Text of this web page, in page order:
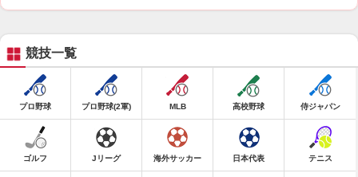
競技一覧
プロ野球 プロ野球(2軍) MLB 高校野球 侍ジャパン
ゴルフ Jリーグ 海外サッカー 日本代表 テニス